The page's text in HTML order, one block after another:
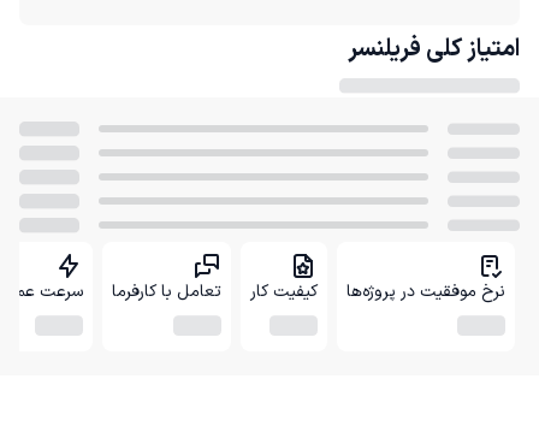
امتیاز کلی فریلنسر
نرخ موفقیت در پروژه‌ها کیفیت کار تعامل با کارفرما سرعت عمل